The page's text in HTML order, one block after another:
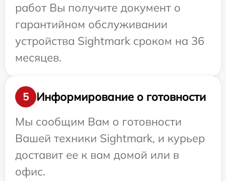
работ Вы получите документ о
гарантийном обслуживании
устройства Sightmark сроком на 36
месяцев.
5
Информирование о готовности
Мы сообщим Вам о готовности
Вашей техники Sightmark, и курьер
доставит ее к вам домой или в
офис.